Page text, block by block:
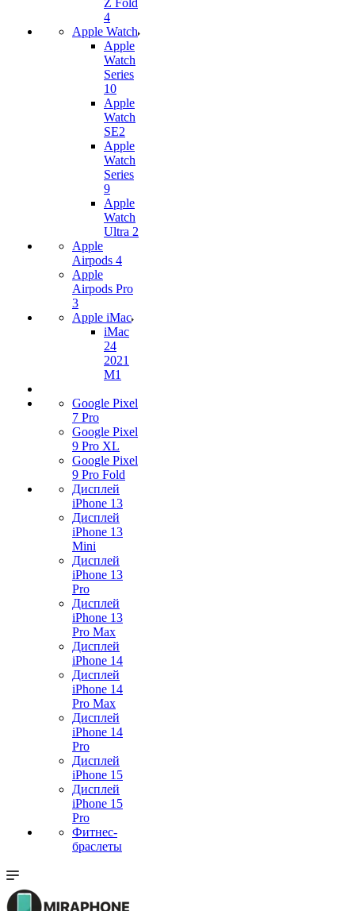
Z Fold
4
Apple Watch
Apple
Watch
Series
10
Apple
Watch
SE2
Apple
Watch
Series
9
Apple
Watch
Ultra 2
Apple
Airpods 4
Apple
Airpods Pro
3
Apple iMac
iMac
24
2021
M1
Google Pixel
7 Pro
Google Pixel
9 Pro XL
Google Pixel
9 Pro Fold
Дисплей
iPhone 13
Дисплей
iPhone 13
Mini
Дисплей
iPhone 13
Pro
Дисплей
iPhone 13
Pro Max
Дисплей
iPhone 14
Дисплей
iPhone 14
Pro Max
Дисплей
iPhone 14
Pro
Дисплей
iPhone 15
Дисплей
iPhone 15
Pro
Фитнес-
браслеты